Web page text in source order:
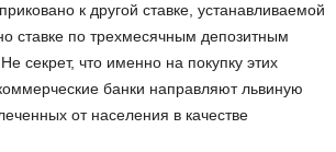
к другой ставке, устанавливаемой
ставке по трехмесячным депозитным
секрет, что именно на покупку этих
банки направляют львиную
от населения в качестве